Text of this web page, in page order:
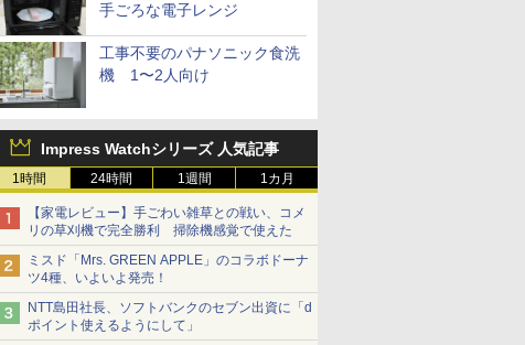
手ごろな電子レンジ
工事不要のパナソニック食洗
機 1〜2人向け
Impress Watchシリーズ 人気記事
1時間 24時間 1週間 1カ月
【家電レビュー】手ごわい雑草との戦い、コメ
リの草刈機で完全勝利 掃除機感覚で使えた
ミスド「Mrs. GREEN APPLE」のコラボドーナ
ツ4種、いよいよ発売！
NTT島田社長、ソフトバンクのセブン出資に「d
ポイント使えるようにして」